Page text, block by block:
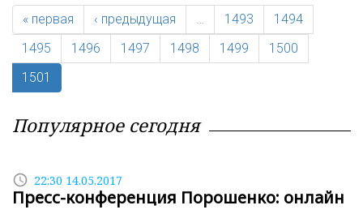
« первая ‹ предыдущая … 1493
1494
1495
1496 1497 1498 1499
1500
1501
Популярное сегодня
access_time 22:30 14.05.2017
Пресс-конференция Порошенко: онлайн